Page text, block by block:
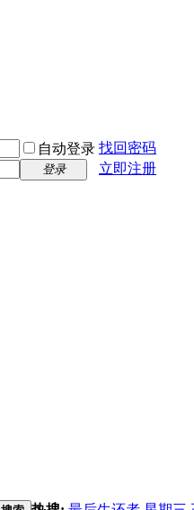
自动登录 找回密码
登录 立即注册